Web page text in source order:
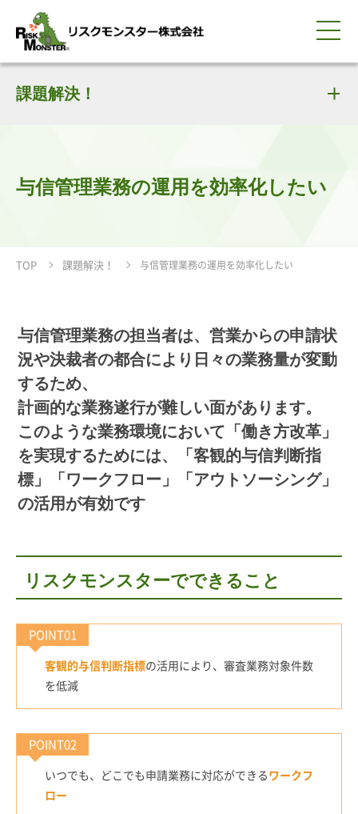
サービス紹介
選ばれる理由
知る・学ぶ
導入事例
企業情報
採用情報
IR情報
お問い合わせ
0120-259-440
課題解決！
与信管理業務の運用を効率化したい
TOP 課題解決！ 与信管理業務の運用を効率化したい
与信管理業務の担当者は、営業からの申請状
況や決裁者の都合により日々の業務量が変動
するため、
計画的な業務遂行が難しい面があります。
このような業務環境において「働き方改革」
を実現するためには、「客観的与信判断指
標」「ワークフロー」「アウトソーシング」
の活用が有効です
リスクモンスターでできること
POINT01
客観的与信判断指標の活用により、審査業務対象件数
を低減
POINT02
いつでも、どこでも申請業務に対応ができる ワークフ
ロー